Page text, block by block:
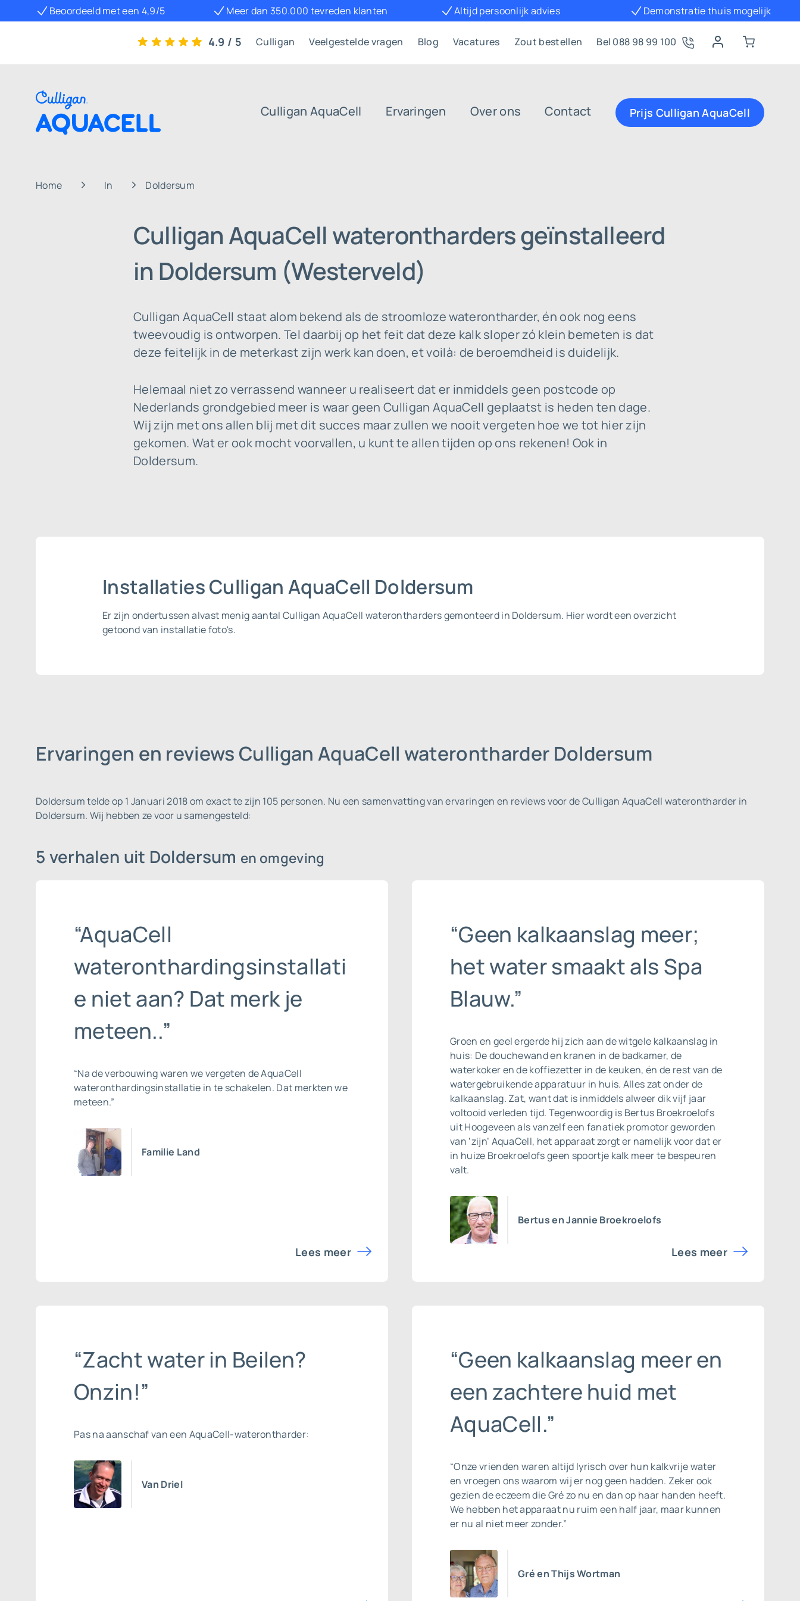
Beoordeeld met een 4,9/5 Meer dan 350.000 tevreden klanten Altijd persoonlijk advies Demonstratie thuis mogelijk
4.9 / 5 Culligan Veelgestelde vragen Blog Vacatures Zout bestellen Bel 088 98 99 100
Culligan AquaCell Ervaringen Over ons Contact Prijs Culligan AquaCell
Home In Doldersum
Culligan AquaCell waterontharders geïnstalleerd
in Doldersum (Westerveld)
Culligan AquaCell staat alom bekend als de stroomloze waterontharder, én ook nog eens
tweevoudig is ontworpen. Tel daarbij op het feit dat deze kalk sloper zó klein bemeten is dat
deze feitelijk in de meterkast zijn werk kan doen, et voilà: de beroemdheid is duidelijk.
Helemaal niet zo verrassend wanneer u realiseert dat er inmiddels geen postcode op
Nederlands grondgebied meer is waar geen Culligan AquaCell geplaatst is heden ten dage.
Wij zijn met ons allen blij met dit succes maar zullen we nooit vergeten hoe we tot hier zijn
gekomen. Wat er ook mocht voorvallen, u kunt te allen tijden op ons rekenen! Ook in
Doldersum.
Installaties Culligan AquaCell Doldersum
Er zijn ondertussen alvast menig aantal Culligan AquaCell waterontharders gemonteerd in Doldersum. Hier wordt een overzicht
getoond van installatie foto's.
Ervaringen en reviews Culligan AquaCell waterontharder Doldersum
Doldersum telde op 1 Januari 2018 om exact te zijn 105 personen. Nu een samenvatting van ervaringen en reviews voor de Culligan AquaCell waterontharder in
Doldersum. Wij hebben ze voor u samengesteld:
5 verhalen uit Doldersum en omgeving
“AquaCell
wateronthardingsinstallati
e niet aan? Dat merk je
meteen..”
“Na de verbouwing waren we vergeten de AquaCell
wateronthardingsinstallatie in te schakelen. Dat merkten we
meteen.”
Familie Land
Lees meer
“Geen kalkaanslag meer;
het water smaakt als Spa
Blauw.”
Groen en geel ergerde hij zich aan de witgele kalkaanslag in
huis: De douchewand en kranen in de badkamer, de
waterkoker en de koffiezetter in de keuken, én de rest van de
watergebruikende apparatuur in huis. Alles zat onder de
kalkaanslag. Zat, want dat is inmiddels alweer dik vijf jaar
voltooid verleden tijd. Tegenwoordig is Bertus Broekroelofs
uit Hoogeveen als vanzelf een fanatiek promotor geworden
van ‘zijn’ AquaCell, het apparaat zorgt er namelijk voor dat er
in huize Broekroelofs geen spoortje kalk meer te bespeuren
valt.
Bertus en Jannie Broekroelofs
Lees meer
“Zacht water in Beilen?
Onzin!”
Pas na aanschaf van een AquaCell-waterontharder:
Van Driel
“Geen kalkaanslag meer en
een zachtere huid met
AquaCell.”
“Onze vrienden waren altijd lyrisch over hun kalkvrije water
en vroegen ons waarom wij er nog geen hadden. Zeker ook
gezien de eczeem die Gré zo nu en dan op haar handen heeft.
We hebben het apparaat nu ruim een half jaar, maar kunnen
er nu al niet meer zonder.”
Gré en Thijs Wortman